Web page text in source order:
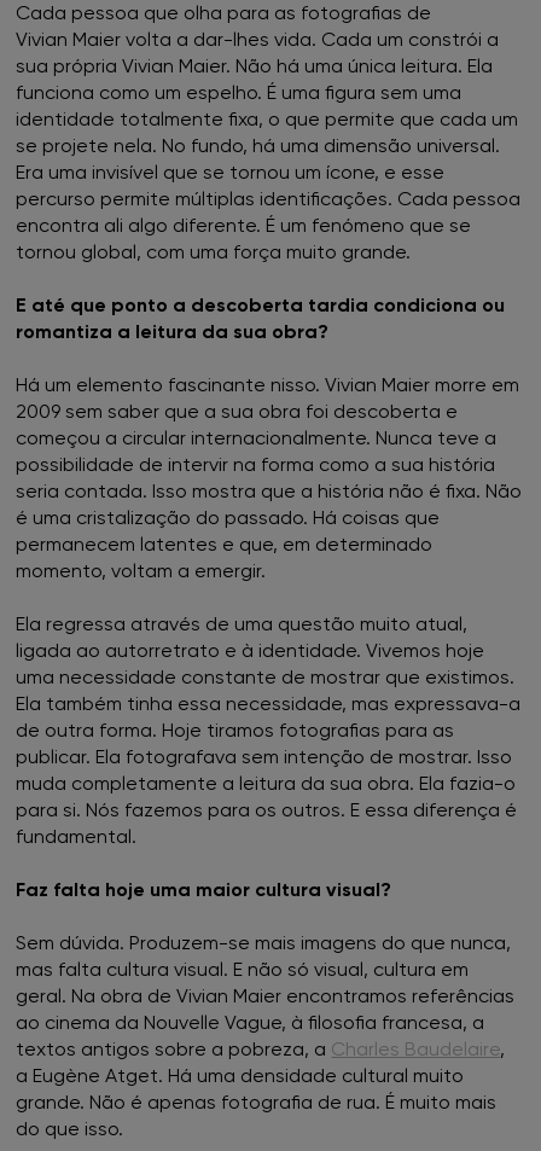
Cada pessoa que olha para as fotografias de
Vivian Maier volta a dar-lhes vida. Cada um constrói a
sua própria Vivian Maier. Não há uma única leitura. Ela
funciona como um espelho. É uma figura sem uma
identidade totalmente fixa, o que permite que cada um
se projete nela. No fundo, há uma dimensão universal.
Era uma invisível que se tornou um ícone, e esse
percurso permite múltiplas identificações. Cada pessoa
encontra ali algo diferente. É um fenómeno que se
tornou global, com uma força muito grande.
E até que ponto a descoberta tardia condiciona ou
romantiza a leitura da sua obra?
Há um elemento fascinante nisso. Vivian Maier morre em
2009 sem saber que a sua obra foi descoberta e
começou a circular internacionalmente. Nunca teve a
possibilidade de intervir na forma como a sua história
seria contada. Isso mostra que a história não é fixa. Não
é uma cristalização do passado. Há coisas que
permanecem latentes e que, em determinado
momento, voltam a emergir.
Ela regressa através de uma questão muito atual,
ligada ao autorretrato e à identidade. Vivemos hoje
uma necessidade constante de mostrar que existimos.
Ela também tinha essa necessidade, mas expressava-a
de outra forma. Hoje tiramos fotografias para as
publicar. Ela fotografava sem intenção de mostrar. Isso
muda completamente a leitura da sua obra. Ela fazia-o
para si. Nós fazemos para os outros. E essa diferença é
fundamental.
Faz falta hoje uma maior cultura visual?
Sem dúvida. Produzem-se mais imagens do que nunca,
mas falta cultura visual. E não só visual, cultura em
geral. Na obra de Vivian Maier encontramos referências
ao cinema da Nouvelle Vague, à filosofia francesa, a
textos antigos sobre a pobreza, a Charles Baudelaire,
a Eugène Atget. Há uma densidade cultural muito
grande. Não é apenas fotografia de rua. É muito mais
do que isso.